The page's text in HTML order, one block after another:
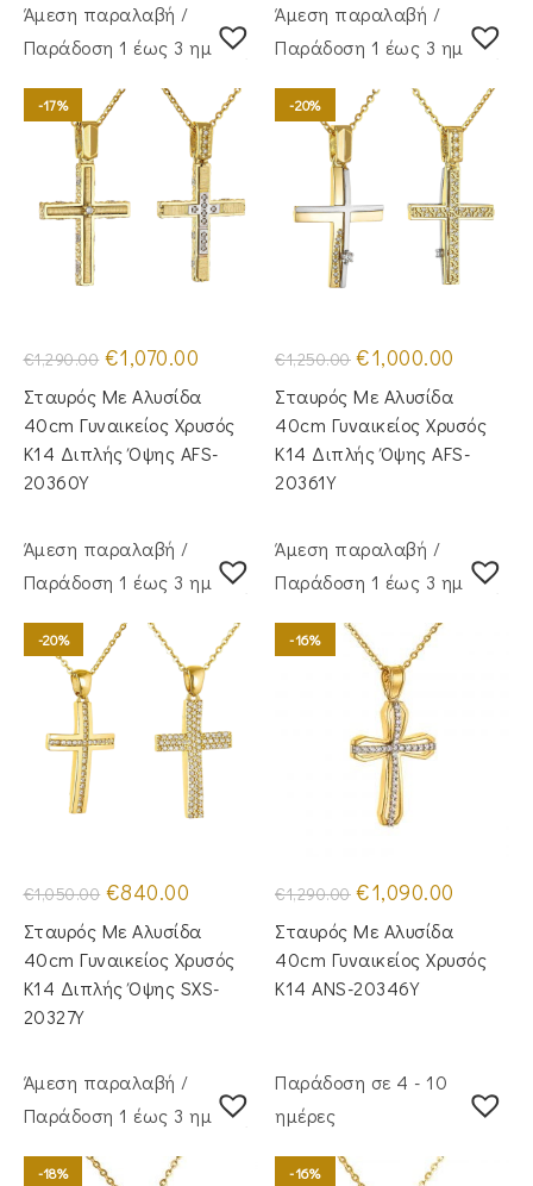
Άμεση παραλαβή /
Παράδoση 1 έως 3 ημέρες
-17%
€1,290.00 Original
price
was:
€1,290.00.
€1,070.00
είναι:
€1,070.00.
Σταυρός Με Αλυσίδα
40cm Γυναικείος Χρυσός
Κ14 Διπλής Όψης AFS-
20360Y
Άμεση παραλαβή /
Παράδoση 1 έως 3 ημέρες
-20%
€1,250.00 Original
price
was:
€1,250.00.
€1,000.00
είναι:
€1,000.00.
Σταυρός Με Αλυσίδα
40cm Γυναικείος Χρυσός
Κ14 Διπλής Όψης AFS-
20361Y
Άμεση παραλαβή /
Παράδoση 1 έως 3 ημέρες
-20%
€1,050.00 Original
price
was:
€1,050.00.
€840.00
τιμή
είναι:
€840.00.
Σταυρός Με Αλυσίδα
40cm Γυναικείος Χρυσός
Κ14 Διπλής Όψης SXS-
20327Y
Άμεση παραλαβή /
Παράδoση 1 έως 3 ημέρες
-16%
€1,290.00 Original
price
was:
€1,290.00.
€1,090.00
είναι:
€1,090.00.
Σταυρός Mε Aλυσίδα
40cm Γυναικείος Χρυσός
Κ14 ANS-20346Y
Άμεση παραλαβή /
Παράδoση 1 έως 3 ημέρες
-18%
Παράδοση σε 4 - 10
ημέρες
-16%